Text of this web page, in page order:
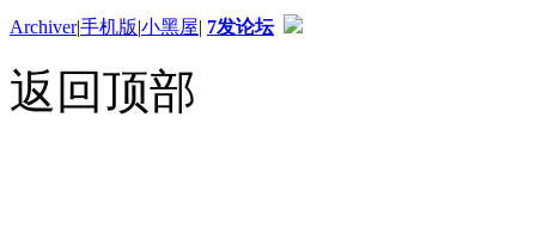
Archiver|手机版|小黑屋| 7发论坛
返回顶部